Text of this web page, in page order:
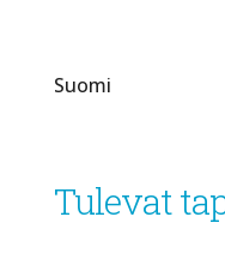
Suomi
Tulevat